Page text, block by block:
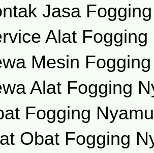
Jasa
Alat Fogging
Mesin
Alat Fogging
Fogging
Obat Fogging